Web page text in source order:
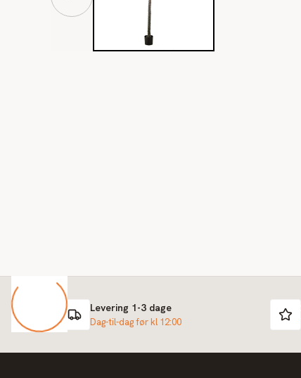
Levering 1-3 dage
Dag-til-dag før kl 12:00